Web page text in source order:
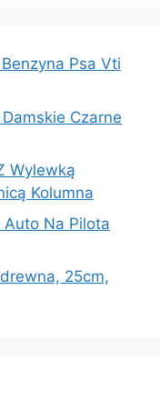
Psa Vti
Czarne
Wylewką
Kolumna
Na Pilota
25cm,